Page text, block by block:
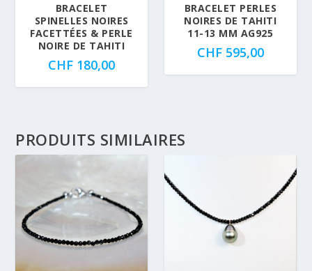
BRACELET
SPINELLES NOIRES
FACETTÉES & PERLE
NOIRE DE TAHITI
CHF 180,00
BRACELET PERLES
NOIRES DE TAHITI
11-13 MM AG925
CHF595,00
PRODUITS SIMILAIRES